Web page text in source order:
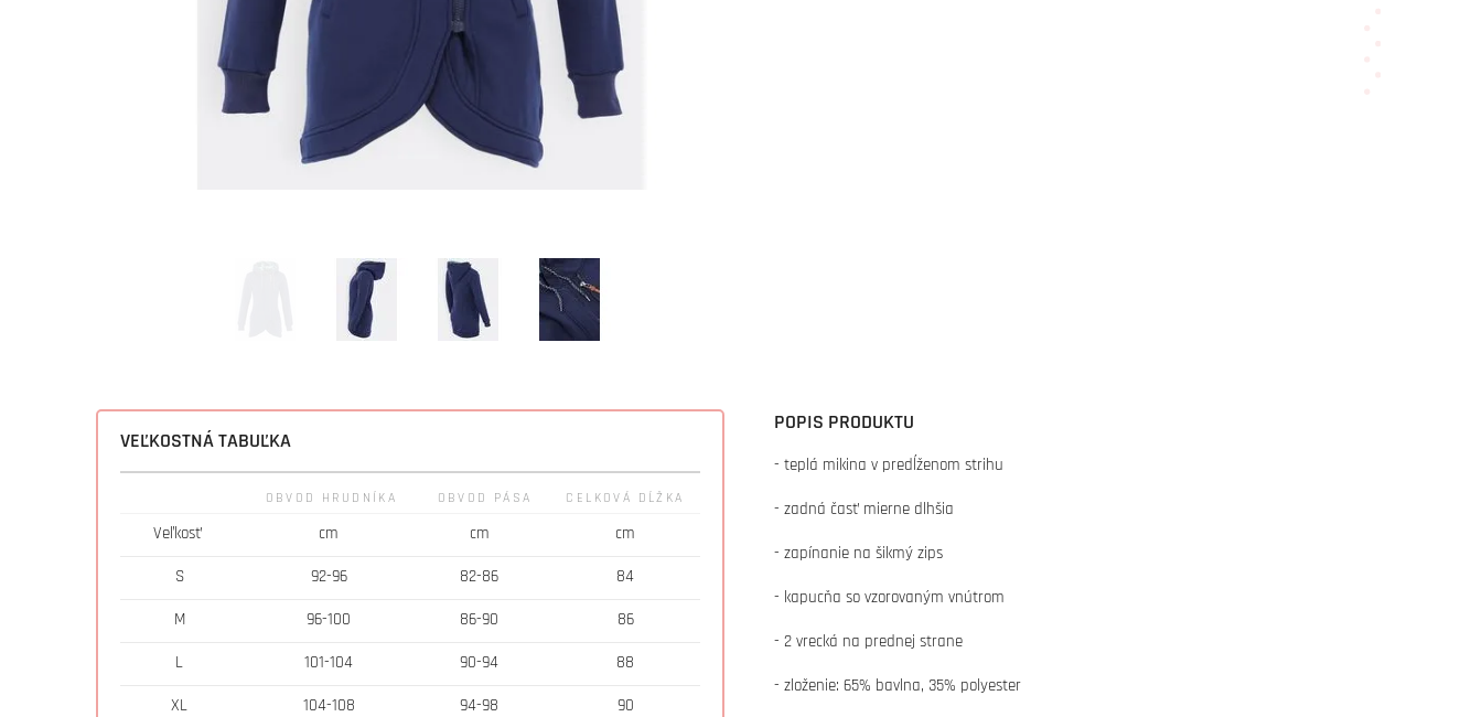
VEĽKOSTNÁ TABUĽKA
OBVOD HRUDNÍKA OBVOD PÁSA CELKOVÁ DĹŽKA
Veľkosť cm cm cm
S 92-96 82-86 84
M 96-100 86-90 86
L 101-104 90-94 88
XL 104-108 94-98 90
POPIS PRODUKTU
- teplá mikina v predĺženom strihu
- zadná časť mierne dlhšia
- zapínanie na šikmý zips
- kapucňa so vzorovaným vnútrom
- 2 vrecká na prednej strane
- zloženie: 65% bavlna, 35% polyester